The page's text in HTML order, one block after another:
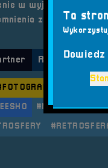
w wyjątkowy, pełen
z festiwalu
RetroSfera
EVENTOWA
#MAGDALENA
Ta